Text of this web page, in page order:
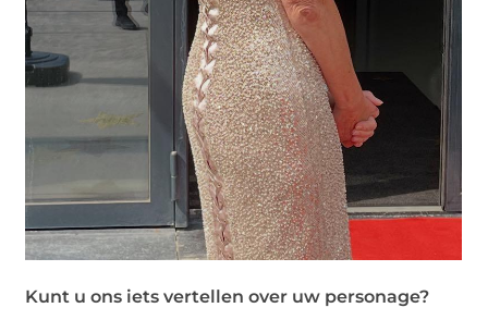
Kunt u ons iets vertellen over uw personage?